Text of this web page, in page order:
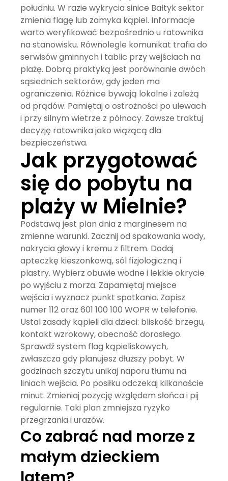
południu. W razie wykryciasinice Bałtyksektor
zmienia flagę lub zamyka kąpiel. Informacje
warto weryfikować bezpośrednio u ratownika
na stanowisku. Równolegle komunikat trafia do
serwisów gminnych i tablic przy wejściach na
plażę. Dobrą praktyką jest porównanie dwóch
sąsiednich sektorów, gdy jeden ma
ograniczenia. Różnice bywają lokalne i zależą
od prądów. Pamiętaj o ostrożności po ulewach
i przy silnym wietrze z północy. Zawsze traktuj
decyzję ratownika jako wiążącą dla
bezpieczeństwa.
Jak przygotować
się do pobytu na
plaży w Mielnie?
Podstawą jest plan dnia z marginesem na
zmienne warunki. Zacznij od spakowania wody,
nakrycia głowy i kremu z filtrem. Dodaj
apteczkę kieszonkową, sól fizjologiczną i
plastry. Wybierz obuwie wodne i lekkie okrycie
po wyjściu z morza. Zapamiętaj miejsce
wejścia i wyznacz punkt spotkania. Zapisz
numer 112 oraz 601 100 100 WOPR w telefonie.
Ustal zasady kąpieli dla dzieci: bliskość brzegu,
kontakt wzrokowy, obecność dorosłego.
Sprawdźsystem flag kąpieliskowych,
zwłaszcza gdy planujesz dłuższy pobyt. W
godzinach szczytu unikaj naporu tłumu na
liniach wejścia. Po posiłku odczekaj kilkanaście
minut. Zmieniaj pozycję względem słońca i pij
regularnie. Taki plan zmniejsza ryzyko
przegrzania i urazów.
Co zabrać nad morze z
małym dzieckiem